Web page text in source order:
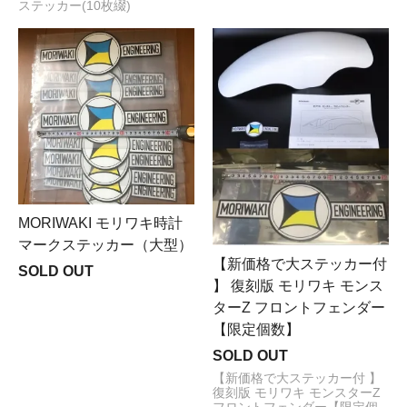
ステッカー(10枚綴)
MORIWAKI モリワキ時計
マークステッカー（大型）
SOLD OUT
【新価格で大ステッカー付
】 復刻版 モリワキ モンス
ターZ フロントフェンダー
【限定個数】
SOLD OUT
【新価格で大ステッカー付 】
復刻版 モリワキ モンスターZ